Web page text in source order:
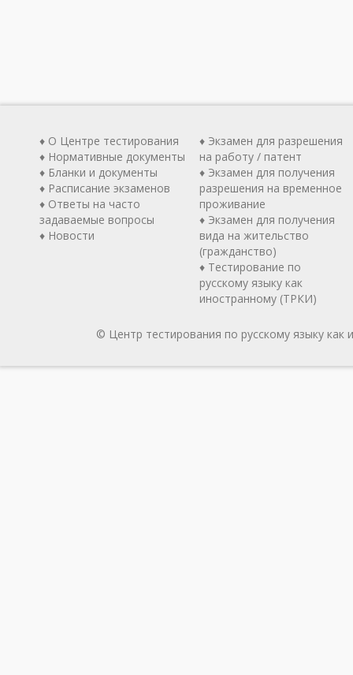
♦ О Центре тестирования
♦ Нормативные документы
♦ Бланки и документы
♦ Расписание экзаменов
♦ Ответы на часто
задаваемые вопросы
♦ Новости
♦ Экзамен для разрешения
на работу / патент
♦ Экзамен для получения
разрешения на временное
проживание
♦ Экзамен для получения
вида на жительство
(гражданство)
♦ Тестирование по
русскому языку как
иностранному (ТРКИ)
© Центр тестирования по русскому языку как